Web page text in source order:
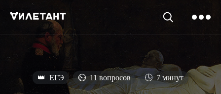
👑 ЕГЭ ⏲ 11 вопросов 🕓 7 минут